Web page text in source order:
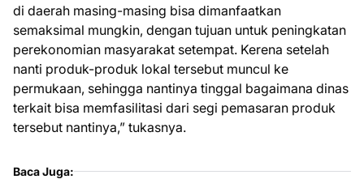
di daerah masing-masing bisa dimanfaatkan
semaksimal mungkin, dengan tujuan untuk peningkatan
perekonomian masyarakat setempat. Kerena setelah
nanti produk-produk lokal tersebut muncul ke
permukaan, sehingga nantinya tinggal bagaimana dinas
terkait bisa memfasilitasi dari segi pemasaran produk
tersebut nantinya,” tukasnya.
Baca Juga: